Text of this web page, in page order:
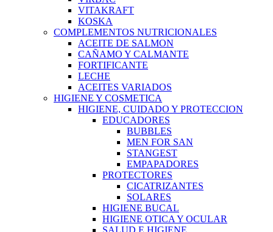
VITAKRAFT
KOSKA
COMPLEMENTOS NUTRICIONALES
ACEITE DE SALMON
CAÑAMO Y CALMANTE
FORTIFICANTE
LECHE
ACEITES VARIADOS
HIGIENE Y COSMETICA
HIGIENE, CUIDADO Y PROTECCION
EDUCADORES
BUBBLES
MEN FOR SAN
STANGEST
EMPAPADORES
PROTECTORES
CICATRIZANTES
SOLARES
HIGIENE BUCAL
HIGIENE OTICA Y OCULAR
SALUD E HIGIENE